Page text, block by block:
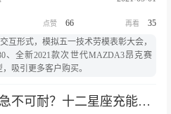
66
35
互形式，模拟五一技术劳模表彰大会，
、全新2021款次世代MAZDA3昂克赛
吸引更多客户购买。
五一放假急不可耐？十二星座充能各有妙招！